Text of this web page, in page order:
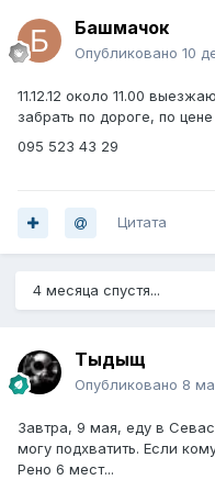
Башмачок
Опубликовано 10
11.12.12 около 11.00
забрать по дороге, по
095 523 43 29
Цитата
4 месяца спустя...
Тыдыщ
Опубликовано 8
Завтра, 9 мая, еду в
могу подхватить. Если
Рено 6 мест...